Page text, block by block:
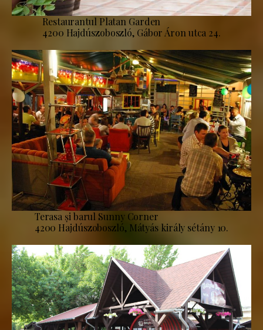
Restaurantul Platan Garden
4200 Hajdúszoboszló, Gábor Áron utca 24.
Terasa și barul Sunny Corner
4200 Hajdúszoboszló, Mátyás király sétány 10.